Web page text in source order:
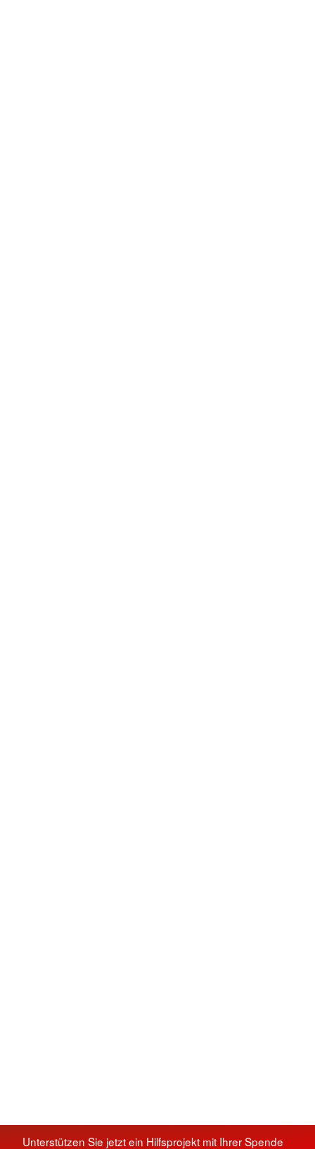
Unterstützen Sie jetzt ein Hilfsprojekt mit Ihrer Spende